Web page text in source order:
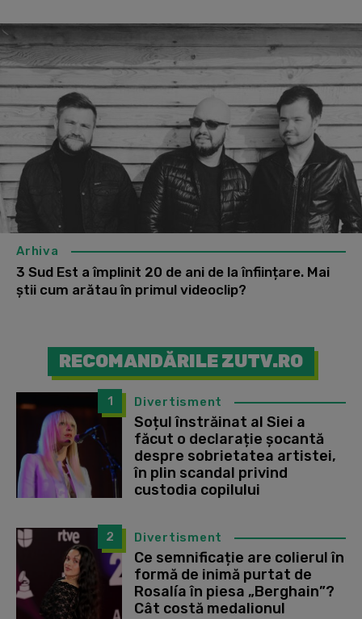
Arhiva
3 Sud Est a împlinit 20 de ani de la înființare. Mai
știi cum arătau în primul videoclip?
RECOMANDĂRILE ZUTV.RO
1 Divertisment
Soțul înstrăinat al Siei a
făcut o declarație șocantă
despre sobrietatea artistei,
în plin scandal privind
custodia copilului
2 Divertisment
Ce semnificație are colierul în
formă de inimă purtat de
Rosalía în piesa „Berghain”?
Cât costă medalionul